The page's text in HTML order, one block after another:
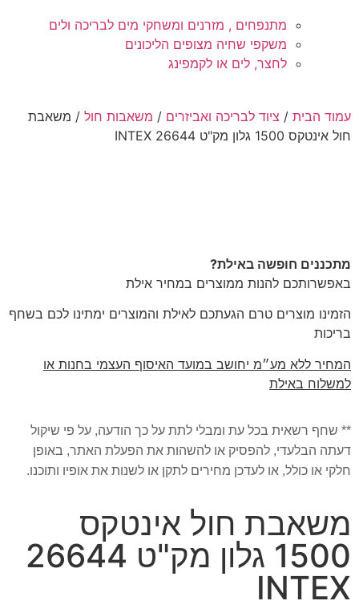
מתנפחים , מזרנים ומשחקי מים לבריכה ולים
משקפי שחיה מצופים הליכונים
לחצר, לים או לקמפינג
עמוד הבית / ציוד לבריכה ואביזרים / משאבות חול / משאבת
חול אינטקס 1500 גלון מק"ט 26644 INTEX
מתכננים חופשה באילת?
באפשרותכם להנות ממוצרים במחיר אילת
הזמינו מוצרים טרם הגעתכם לאילת והמוצרים ימתינו לכם בשחף
בריכות
המחיר ללא מע״מ יחושב במועד האיסוף העצמי בחנות או
למשלוח באילת
** שחף רשאית בכל עת ומבלי לתת על כך הודעה, על פי שיקול
דעתה הבלעדי, להפסיק או להשהות את הפעלת האתר, באופן
חלקי או כולל, או לעדכן מחירים לתקן או לשנות את אופיו ותוכנו.
משאבת חול אינטקס
1500 גלון מק"ט 26644
INTEX